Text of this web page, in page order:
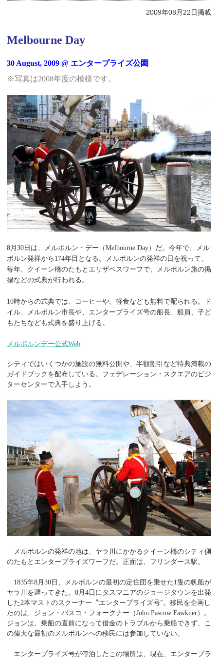
2009年08月22日掲載
Melbourne Day
30 August, 2009 @ エンタープライズ公園
※写真は2008年度の模様です。
8月30日は、メルボルン・デー（Melbourne Day）だ。今年で、メル
ボルン発祥から174年目となる。メルボルンの発祥の日を祝って、
毎年、クイーン橋のたもとエリザベスワーフで、メルボルン旗の掲
揚などの式典が行われる。
10時からの式典では、コーヒーや、軽食なども無料で配られる。ド
イル、メルボルン市長や、エンタープライズ号の船長、船員、子ど
もたちなども式典を盛り上げる。
メルボルンデー公式Web
シティではいくつかの施設の無料公開や、半額割引など特典満載の
ガイドブックを配布している。フェデレーション・スクエアのビジ
ターセンターで入手しよう。
メルボルンの発祥の地は、ヤラ川にかかるクイーン橋のシティ側
のたもとエンタープライズワーフだ。正面は、フリンダース駅。
1835年8月30日、メルボルンの最初の定住団を乗せた1隻の帆船が
ヤラ川を遡ってきた。8月4日にタスマニアのジョージタウンを出発
した2本マストのスクーナー〝エンタープライズ号″。移民を企画し
たのは、ジョン・パスコ・フォークナー（John Pascow Fawkner）。
ジョンは、乗船の直前になって借金のトラブルから乗船できず、こ
の偉大な最初のメルボルンへの移民には参加していない。
エンタープライズ号が停泊したこの場所は、現在、エンタープラ